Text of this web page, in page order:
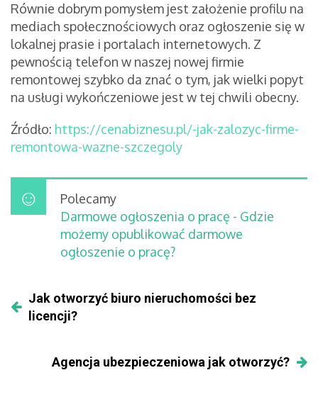
Równie dobrym pomysłem jest założenie profilu na
mediach społecznościowych oraz ogłoszenie się w
lokalnej prasie i portalach internetowych. Z
pewnością telefon w naszej nowej firmie
remontowej szybko da znać o tym, jak wielki popyt
na usługi wykończeniowe jest w tej chwili obecny.
Źródło: https://cenabiznesu.pl/-jak-zalozyc-firme-
remontowa-wazne-szczegoly
Polecamy
Darmowe ogłoszenia o pracę - Gdzie
możemy opublikować darmowe
ogłoszenie o pracę?
Jak otworzyć biuro nieruchomości bez
licencji?
Agencja ubezpieczeniowa jak otworzyć?